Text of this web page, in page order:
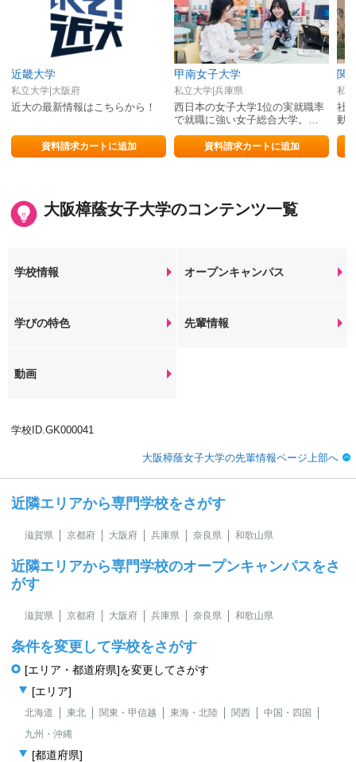
近畿大学
私立大学|大阪府
近大の最新情報はこちらから！
資料請求カートに追加
甲南女子大学
私立大学|兵庫県
西日本の女子大学1位の実就職率
で就職に強い女子総合大学。
2027年4月文学部・国際学部アッ
プデート！資料請求カートに追加
関
私
社
動
大阪樟蔭女子大学のコンテンツ一覧
学校情報 オープンキャンパス
学びの特色 先輩情報
動画
学校ID.GK000041
大阪樟蔭女子大学の先輩情報ページ上部へ
近隣エリアから専門学校をさがす
滋賀県 京都府 大阪府 兵庫県 奈良県 和歌山県
近隣エリアから専門学校のオープンキャンパスをさ
がす
滋賀県 京都府 大阪府 兵庫県 奈良県 和歌山県
条件を変更して学校をさがす
[エリア・都道府県]を変更してさがす
[エリア]
北海道 東北 関東・甲信越 東海・北陸 関西
中国・四国
九州・沖縄
[都道府県]